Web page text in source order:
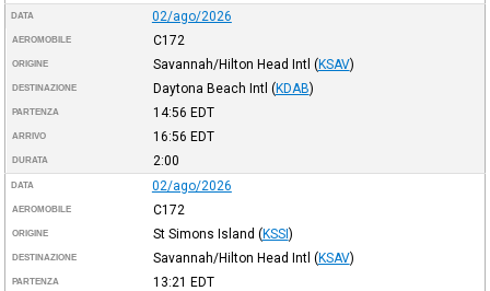
DATA 02/ago/2026
AEROMOBILE C172
ORIGINE Savannah/Hilton Head Intl (KSAV)
DESTINAZIONE Daytona Beach Intl (KDAB)
PARTENZA 14:56 EDT
ARRIVO 16:56 EDT
DURATA 2:00
DATA 02/ago/2026
AEROMOBILE C172
ORIGINE St Simons Island (KSSI)
DESTINAZIONE Savannah/Hilton Head Intl (KSAV)
PARTENZA 13:21 EDT